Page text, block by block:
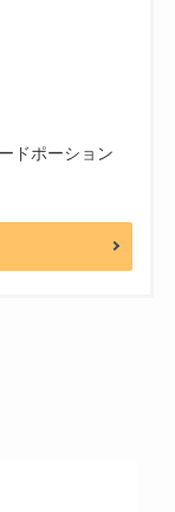
ドポーション